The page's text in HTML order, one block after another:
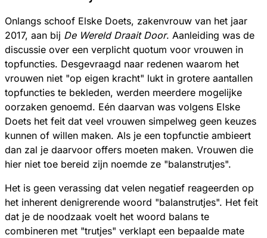
Onlangs schoof Elske Doets, zakenvrouw van het jaar
2017, aan bij De Wereld Draait Door. Aanleiding was de
discussie over een verplicht quotum voor vrouwen in
topfuncties. Desgevraagd naar redenen waarom het
vrouwen niet "op eigen kracht" lukt in grotere aantallen
topfuncties te bekleden, werden meerdere mogelijke
oorzaken genoemd. Eén daarvan was volgens Elske
Doets het feit dat veel vrouwen simpelweg geen keuzes
kunnen of willen maken. Als je een topfunctie ambieert
dan zal je daarvoor offers moeten maken. Vrouwen die
hier niet toe bereid zijn noemde ze "balanstrutjes".
Het is geen verassing dat velen negatief reageerden op
het inherent denigrerende woord "balanstrutjes". Het feit
dat je de noodzaak voelt het woord balans te
combineren met "trutjes" verklapt een bepaalde mate